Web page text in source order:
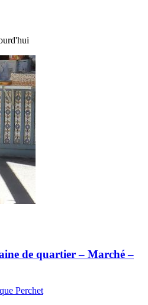
de quartier – Marché –
Perchet